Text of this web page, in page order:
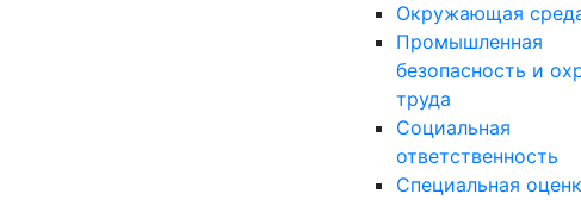
Окружающая
Промышленная
безопасность и
труда
Социальная
ответственность
Специальная